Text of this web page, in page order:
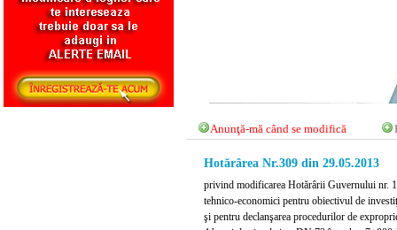
Anunţă-mă când se modifică
Hotărârea Nr.309 din 29.05.2013
privind modificarea Hotărârii Guvernului nr.
tehnico-economici pentru obiectivul de
şi pentru declanşarea procedurilor de